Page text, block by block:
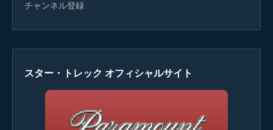
チャンネル登録
スター・トレック オフィシャルサイト